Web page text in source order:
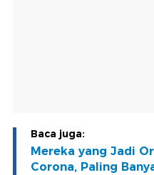
Baca juga:
Mereka yang Jadi
Corona, Paling